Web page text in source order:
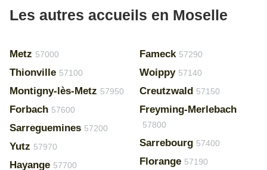
Les autres accueils en Moselle
Metz 57000
Thionville 57100
Montigny-lès-Metz 57950
Forbach 57600
Sarreguemines 57200
Yutz 57970
Hayange 57700
Fameck 57290
Woippy 57140
Creutzwald 57150
Freyming-Merlebach
57800
Sarrebourg 57400
Florange 57190